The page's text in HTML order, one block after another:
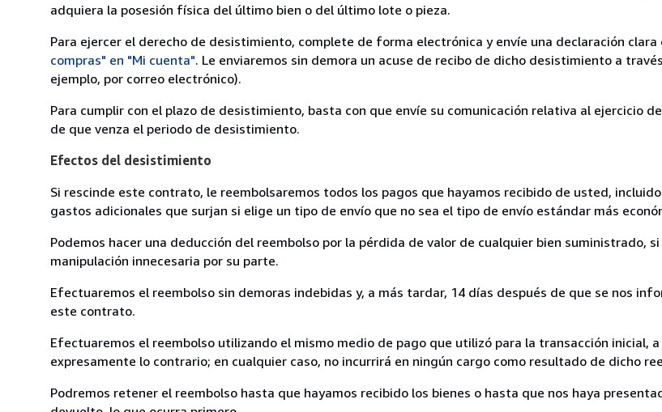
adquiera la posesión física del último bien o del último lote o pieza.
Para ejercer el derecho de desistimiento, complete de forma electrónica y envíe una declaración
compras" en "Mi cuenta". Le enviaremos sin demora un acuse de recibo de dicho desistimiento a
ejemplo, por correo electrónico).
Para cumplir con el plazo de desistimiento, basta con que envíe su comunicación relativa al ejercicio
de que venza el periodo de desistimiento.
Efectos del desistimiento
Si rescinde este contrato, le reembolsaremos todos los pagos que hayamos recibido de usted,
gastos adicionales que surjan si elige un tipo de envío que no sea el tipo de envío estándar más
Podemos hacer una deducción del reembolso por la pérdida de valor de cualquier bien suministrado,
manipulación innecesaria por su parte.
Efectuaremos el reembolso sin demoras indebidas y, a más tardar, 14 días después de que se nos
este contrato.
Efectuaremos el reembolso utilizando el mismo medio de pago que utilizó para la transacción inicial,
expresamente lo contrario; en cualquier caso, no incurrirá en ningún cargo como resultado de dicho
Podremos retener el reembolso hasta que hayamos recibido los bienes o hasta que nos haya